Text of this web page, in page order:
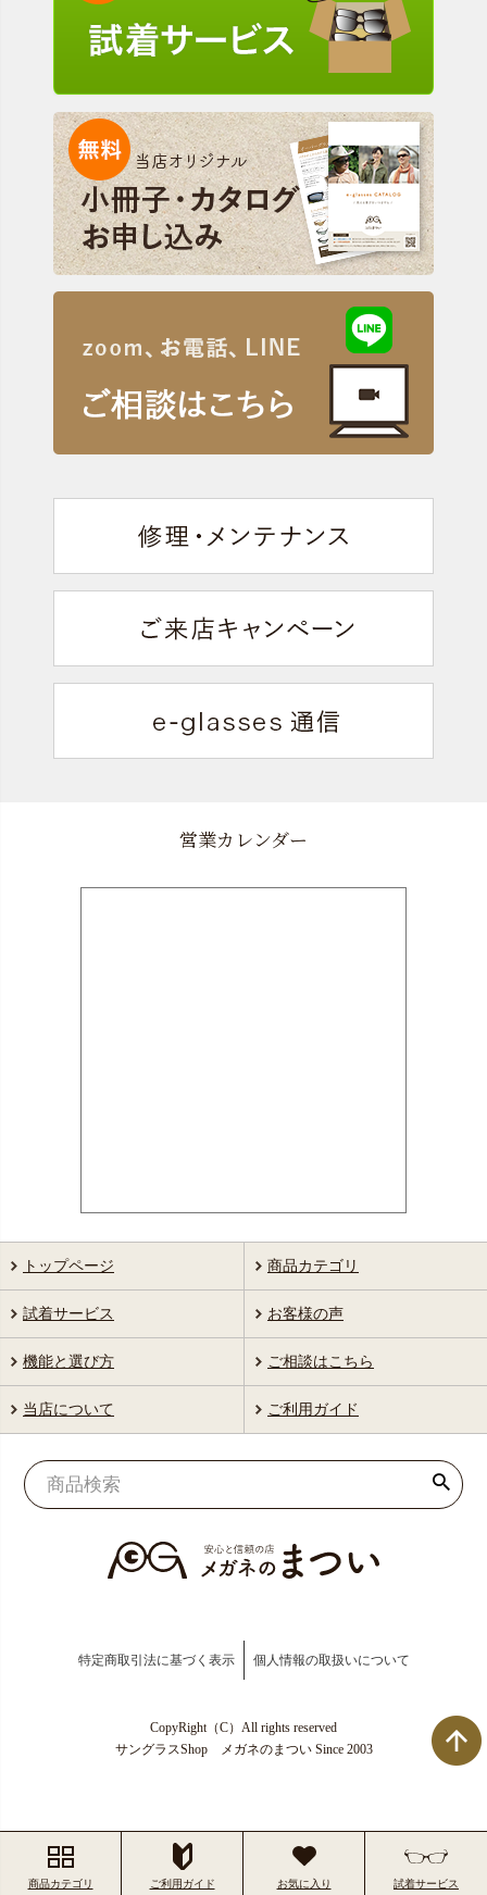
営業カレンダー
トップページ 商品カテゴリ
試着サービス お客様の声
機能と選び方 ご相談はこちら
当店について ご利用ガイド
特定商取引法に基づく表示 個人情報の取扱いについて
CopyRight（C）All rights reserved
サングラスShop メガネのまつい Since 2003
商品カテゴリ ご利用ガイド お気に入り 試着サービス